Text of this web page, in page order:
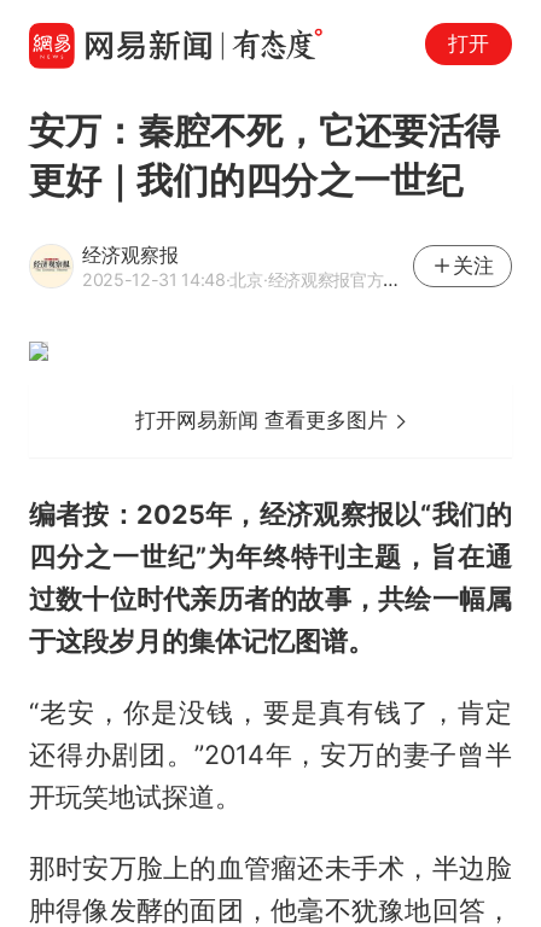
打开
安万：秦腔不死，它还要活得
更好｜我们的四分之一世纪
经济观察报
2025-12-31 14:48·北京·经济观察报官方网易号
关注
打开网易新闻 查看更多图片
编者按：2025年，经济观察报以“我们的
四分之一世纪”为年终特刊主题，旨在通
过数十位时代亲历者的故事，共绘一幅属
于这段岁月的集体记忆图谱。
“老安，你是没钱，要是真有钱了，肯定
还得办剧团。”2014年，安万的妻子曾半
开玩笑地试探道。
那时安万脸上的血管瘤还未手术，半边脸
肿得像发酵的面团，他毫不犹豫地回答，